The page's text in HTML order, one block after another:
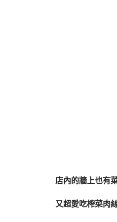
店內的牆上也有
又超愛吃榨菜肉